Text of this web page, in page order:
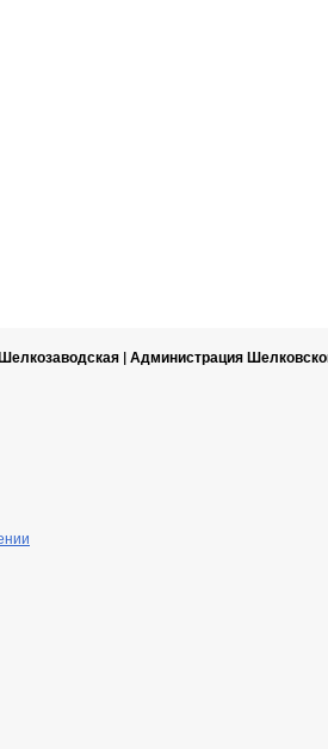
| Администрация